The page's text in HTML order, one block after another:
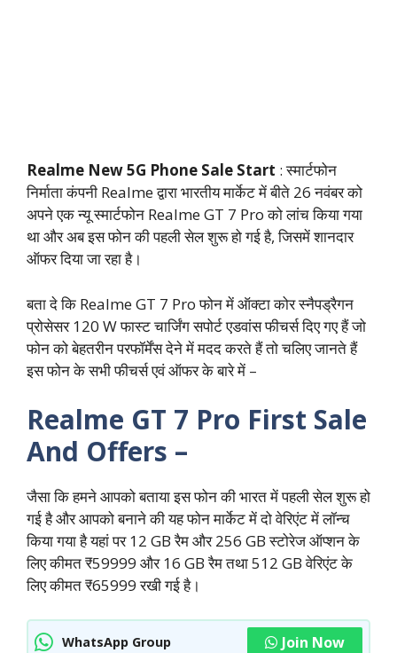
Realme New 5G Phone Sale Start : स्मार्टफोन
निर्माता कंपनी Realme द्वारा भारतीय मार्केट में बीते 26 नवंबर को
अपने एक न्यू स्मार्टफोन Realme GT 7 Pro को लांच किया गया
था और अब इस फोन की पहली सेल शुरू हो गई है, जिसमें शानदार
ऑफर दिया जा रहा है।
बता दे कि Realme GT 7 Pro फोन में ऑक्टा कोर स्नैपड्रैगन
प्रोसेसर 120 W फास्ट चार्जिंग सपोर्ट एडवांस फीचर्स दिए गए हैं जो
फोन को बेहतरीन परफॉर्मेंस देने में मदद करते हैं तो चलिए जानते हैं
इस फोन के सभी फीचर्स एवं ऑफर के बारे में –
Realme GT 7 Pro First Sale
And Offers –
जैसा कि हमने आपको बताया इस फोन की भारत में पहली सेल शुरू हो
गई है और आपको बनाने की यह फोन मार्केट में दो वेरिएंट में लॉन्च
किया गया है यहां पर 12 GB रैम और 256 GB स्टोरेज ऑप्शन के
लिए कीमत ₹59999 और 16 GB रैम तथा 512 GB वेरिएंट के
लिए कीमत ₹65999 रखी गई है।
WhatsApp Group Join Now